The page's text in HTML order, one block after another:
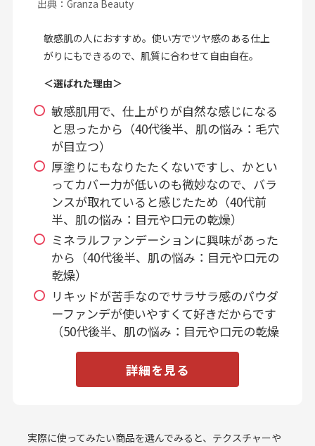
出典：Granza Beauty
敏感肌の人におすすめ。使い方でツヤ感のある仕上
がりにもできるので、肌質に合わせて自由自在。
＜選ばれた理由＞
敏感肌用で、仕上がりが自然な感じになる
と思ったから（40代後半、肌の悩み：毛穴
が目立つ）
厚塗りにもなりたたくないですし、かとい
ってカバー力が低いのも微妙なので、バラ
ンスが取れていると感じたため（40代前
半、肌の悩み：目元や口元の乾燥）
ミネラルファンデーションに興味があった
から（40代後半、肌の悩み：目元や口元の
乾燥）
リキッドが苦手なのでサラサラ感のパウダ
ーファンデが使いやすくて好きだからです
（50代後半、肌の悩み：目元や口元の乾燥
詳細を見る
実際に使ってみたい商品を選んでみると、テクスチャーや